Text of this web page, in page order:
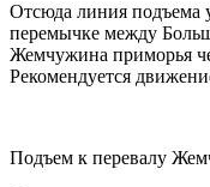
Отсюда линия подъема
перемычке между
Жемчужина приморья
Рекомендуется
Подъем к перевалу